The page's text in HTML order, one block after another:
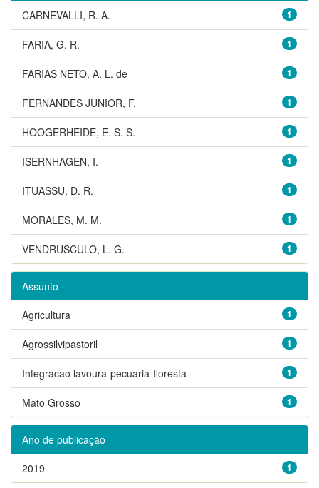
1
CARNEVALLI, R. A.
1
FARIA, G. R.
1
FARIAS NETO, A. L. de
1
FERNANDES JUNIOR, F.
1
HOOGERHEIDE, E. S. S.
1
ISERNHAGEN, I.
1
ITUASSU, D. R.
1
MORALES, M. M.
1
VENDRUSCULO, L. G.
Assunto
1
Agricultura
1
Agrossilvipastoril
1
Integracao lavoura-pecuaria-floresta
1
Mato Grosso
Ano de publicação
1
2019